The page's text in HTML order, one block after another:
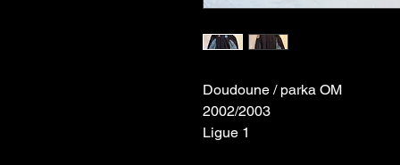
Doudoune / parka OM
2002/2003
Ligue 1